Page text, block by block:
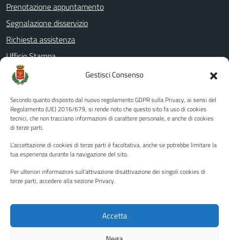
Gestisci Consenso
Secondo quanto disposto dal nuovo regolamento GDPR sulla Privacy, ai sensi del
Regolamento (UE) 2016/679, si rende noto che questo sito fa uso di cookies
tecnici, che non tracciano informazioni di carattere personale, e anche di cookies
di terze parti.
L'accettazione di cookies di terze parti è facoltativa, anche se potrebbe limitare la
tua esperienza durante la navigazione del sito.
Per ulteriori informazioni sull'attivazione disattivazione dei singoli cookies di
terze parti, accedere alla sezione Privacy.
Accetta
Prenotazione appuntamento
Segnalazione disservizio
Richiesta assistenza
Ufficio Stampa
Amministrazione Trasparente
Albo pretorio
Informativa privacy
Note legali
Piano di miglioramento del sito
Instagram